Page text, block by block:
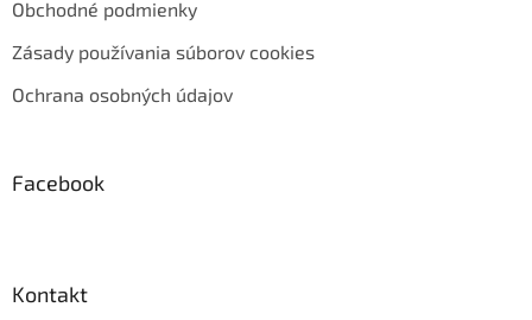
Obchodné podmienky
Zásady používania súborov cookies
Ochrana osobných údajov
Facebook
Kontakt